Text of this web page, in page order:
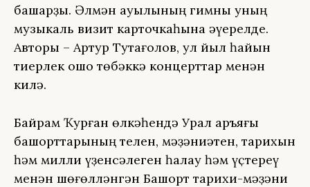
башҡарҙы. Әлмән ауылының гимны уның
музыкаль визит карточкаһына әүерелде.
Авторы – Артур Туҡтағолов, ул йыл һайын
тиерлек ошо төбәккә концерттар менән
килә.
Байрам Ҡурған өлкәһендә Урал аръяғы
башҡорттарының телен, мәҙәниәтен, тарихын
һәм милли үҙенсәлеген һаҡлау һәм үҫтереү
менән шөғөлләнгән Башҡорт тарихи-мәҙәни